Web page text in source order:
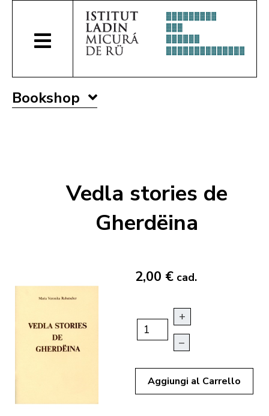
Bookshop
Vedla stories de
Gherdëina
2,00 € cad.
+
–
Aggiungi al Carrello